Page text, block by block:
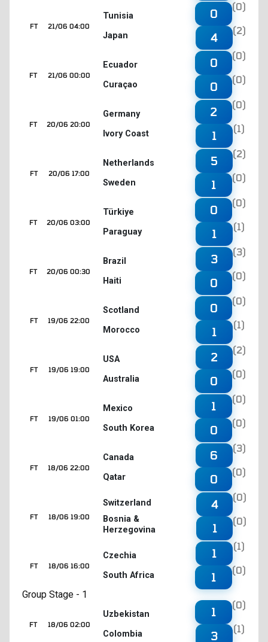
21/06 04:00
FT
Tunisia
Japan
0
(0)
4
(2)
21/06 00:00
FT
Ecuador
Curaçao
0
(0)
0
(0)
20/06 20:00
FT
Germany
Ivory Coast
2
(0)
1
(1)
20/06 17:00
FT
Netherlands
Sweden
5
(2)
1
(0)
20/06 03:00
FT
Türkiye
Paraguay
0
(0)
1
(1)
20/06 00:30
FT
Brazil
Haiti
3
(3)
0
(0)
19/06 22:00
FT
Scotland
Morocco
0
(0)
1
(1)
19/06 19:00
FT
USA
Australia
2
(2)
0
(0)
19/06 01:00
FT
Mexico
South Korea
1
(0)
0
(0)
18/06 22:00
FT
Canada
Qatar
6
(3)
0
(0)
18/06 19:00
FT
Switzerland
Bosnia &
Herzegovina
4
(0)
1
(0)
18/06 16:00
FT
Czechia
South Africa
1
(1)
1
(0)
Group Stage - 1
18/06 02:00
FT
Uzbekistan
Colombia
1
(0)
3
(1)